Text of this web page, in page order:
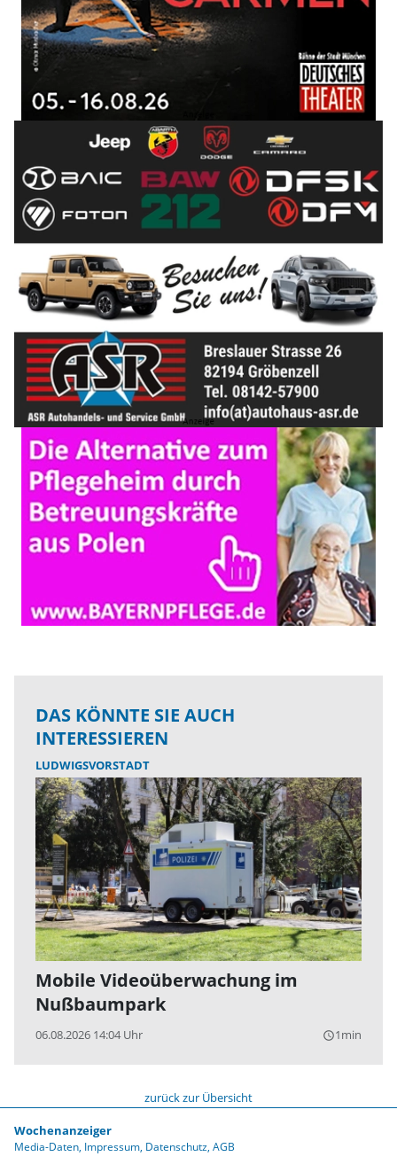
DAS KÖNNTE SIE AUCH
INTERESSIEREN
LUDWIGSVORSTADT
Mobile Videoüberwachung im
Nußbaumpark
06.08.2026 14:04 Uhr query_builder1min
zurück zur Übersicht
Wochenanzeiger
Media-Daten Impressum Datenschutz AGB